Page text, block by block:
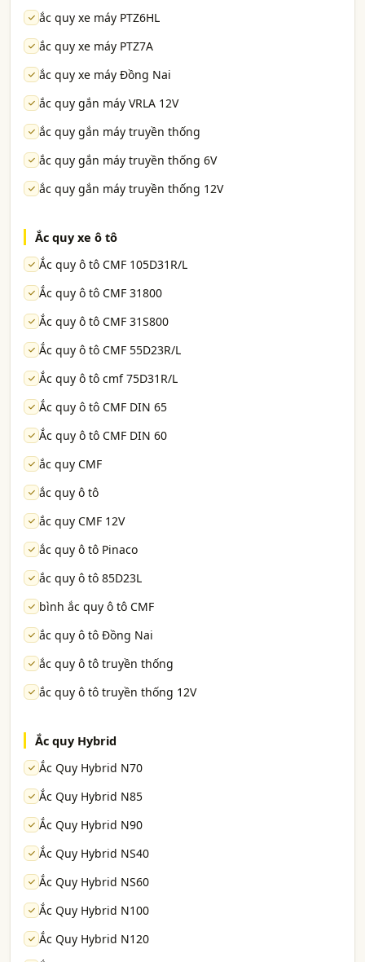
ắc quy xe máy PTZ6HL
ắc quy xe máy PTZ7A
ắc quy xe máy Đồng Nai
ắc quy gắn máy VRLA 12V
ắc quy gắn máy truyền thống
ắc quy gắn máy truyền thống 6V
ắc quy gắn máy truyền thống 12V
Ắc quy xe ô tô
Ắc quy ô tô CMF 105D31R/L
Ắc quy ô tô CMF 31800
Ắc quy ô tô CMF 31S800
Ắc quy ô tô CMF 55D23R/L
Ắc quy ô tô cmf 75D31R/L
Ắc quy ô tô CMF DIN 65
Ắc quy ô tô CMF DIN 60
ắc quy CMF
ắc quy ô tô
ắc quy CMF 12V
ắc quy ô tô Pinaco
ắc quy ô tô 85D23L
bình ắc quy ô tô CMF
ắc quy ô tô Đồng Nai
ắc quy ô tô truyền thống
ắc quy ô tô truyền thống 12V
Ắc quy Hybrid
Ắc Quy Hybrid N70
Ắc Quy Hybrid N85
Ắc Quy Hybrid N90
Ắc Quy Hybrid NS40
Ắc Quy Hybrid NS60
Ắc Quy Hybrid N100
Ắc Quy Hybrid N120